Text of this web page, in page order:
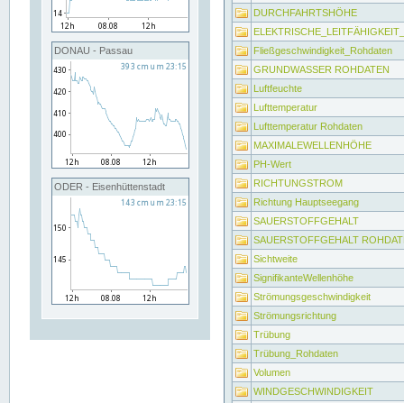
DONAU - Passau
ODER - Eisenhüttenstadt
DURCHFAHRTSHÖHE
Fließgeschwindigkeit_Rohdaten
GRUNDWASSER ROHDATEN
Luftfeuchte
Lufttemperatur
Lufttemperatur Rohdaten
MAXIMALEWELLENHÖHE
PH-Wert
RICHTUNGSTROM
Richtung Hauptseegang
SAUERSTOFFGEHALT
SAUERSTOFFGEHALT
Sichtweite
SignifikanteWellenhöhe
Strömungsgeschwindigkeit
Strömungsrichtung
Trübung
Trübung_Rohdaten
Volumen
WINDGESCHWINDIGKEIT